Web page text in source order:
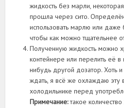
жидкость без марли,
прошла через сито.
использовать марлю или
чтобы как можно тщательнее
Полученную жидкость можно
контейнере или перелить её в
нибудь другой дозатор. Хоть
ждать, я всё же охлаждаю эту
холодильнике перед
Примечание:такое